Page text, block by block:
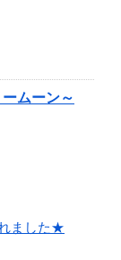
ムーン～
ました★